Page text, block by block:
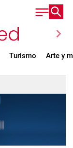
chevron_right
Turismo Arte y